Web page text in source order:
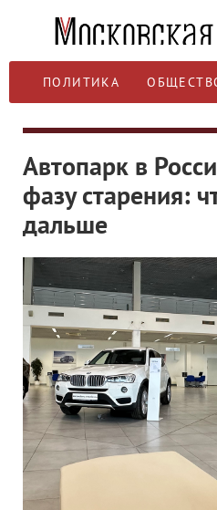
ПОЛИТИКА
Автопарк в
фазу старения:
дальше